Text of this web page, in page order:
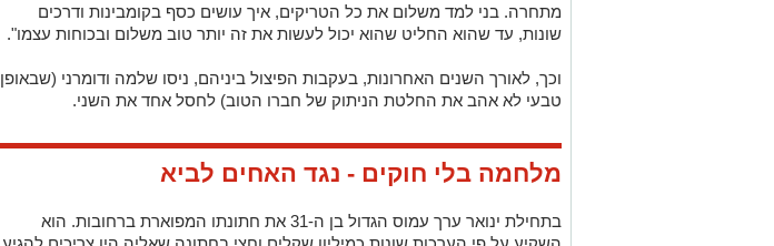
מתחרה. בני למד משלום את כל הטריקים, איך עושים כסף בקומבינות ודרכים
שונות, עד שהוא החליט שהוא יכול לעשות את זה יותר טוב משלום ובכוחות עצמו".
וכך, לאורך השנים האחרונות, בעקבות הפיצול ביניהם, ניסו שלמה ודומרני (שבאופן
טבעי לא אהב את החלטת הניתוק של חברו הטוב) לחסל אחד את השני.
מלחמה בלי חוקים - נגד האחים לביא
בתחילת ינואר ערך עמוס הגדול בן ה-31 את חתונתו המפוארת ברחובות. הוא